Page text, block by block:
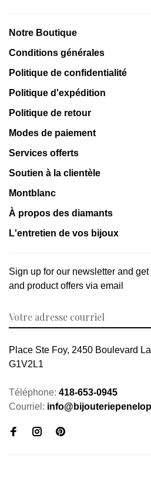
Notre Boutique
Conditions générales
Politique de confidentialité
Politique d'expédition
Politique de retour
Modes de paiement
Services offerts
Soutien à la clientèle
Montblanc
À propos des diamants
L'entretien de vos bijoux
Sign up for our newsletter and
and product offers via email
Place Ste Foy, 2450 Boulevard
G1V2L1
Téléphone: 418-653-0945
Courriel: